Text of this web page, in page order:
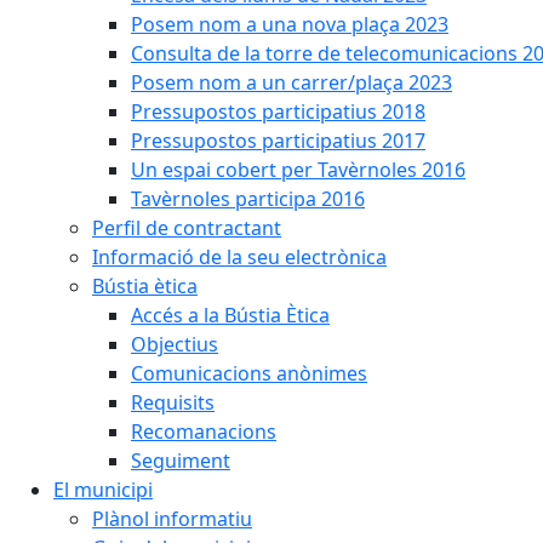
Posem nom a una nova plaça 2023
Consulta de la torre de telecomunicacions
Posem nom a un carrer/plaça 2023
Pressupostos participatius 2018
Pressupostos participatius 2017
Un espai cobert per Tavèrnoles 2016
Tavèrnoles participa 2016
Perfil de contractant
Informació de la seu electrònica
Bústia ètica
Accés a la Bústia Ètica
Objectius
Comunicacions anònimes
Requisits
Recomanacions
Seguiment
El municipi
Plànol informatiu